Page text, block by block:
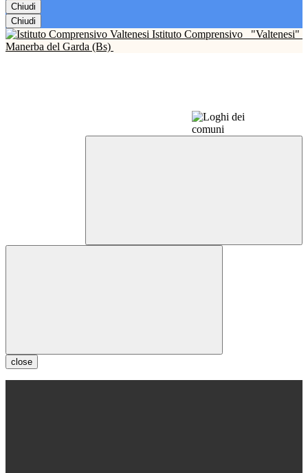
Chiudi
Chiudi
Istituto Comprensivo
"Valtenesi"
Manerba del Garda (Bs)
close